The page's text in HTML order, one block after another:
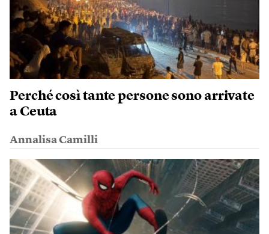
Perché così tante persone sono arrivate
a Ceuta
Annalisa Camilli